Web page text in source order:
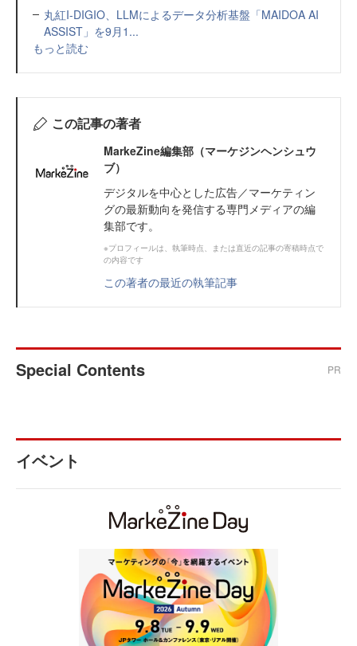
丸紅I-DIGIO、LLMによるデータ分析基盤「MAIDOA AI
ASSIST」を9月1...
もっと読む
この記事の著者
MarkeZine編集部（マーケジンヘンシュウ
ブ）
デジタルを中心とした広告／マーケティン
グの最新動向を発信する専門メディアの編
集部です。
※プロフィールは、執筆時点、または直近の記事の寄稿時点で
の内容です
この著者の最近の執筆記事
Special Contents PR
イベント